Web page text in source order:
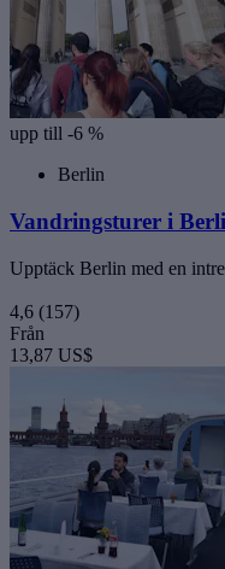
upp till -6 %
Berlin
Vandringsturer i
Upptäck Berlin med en
4,6 (157)
Från
13,87 US$